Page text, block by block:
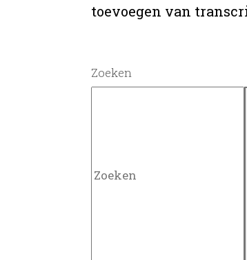
toevoegen van
Zoeken